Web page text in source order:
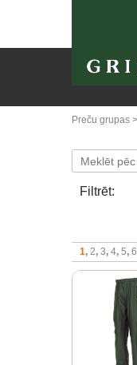
Preču grupas
Filtrēt:
1 2 3 4 5 6